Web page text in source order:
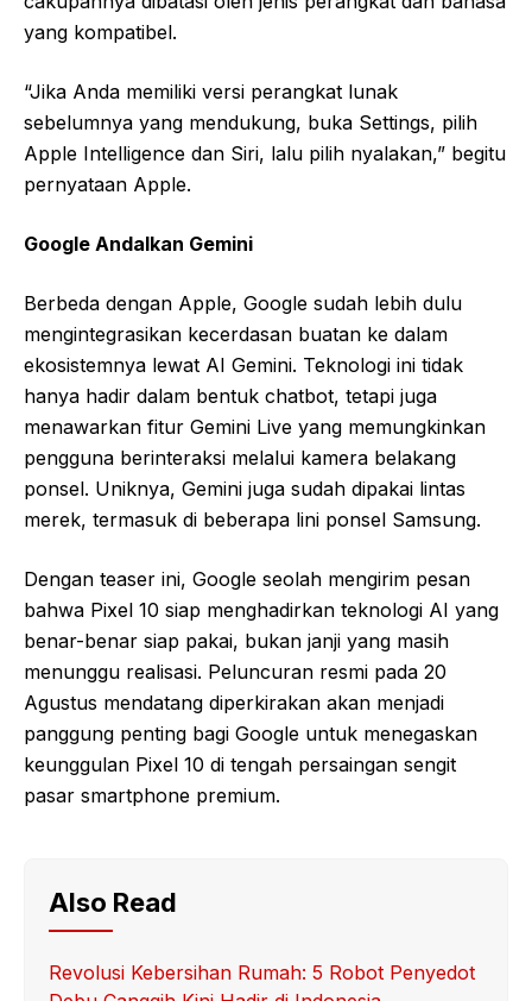
yang kompatibel.
“Jika Anda memiliki versi perangkat lunak
sebelumnya yang mendukung, buka Settings, pilih
Apple Intelligence dan Siri, lalu pilih nyalakan,” begitu
pernyataan Apple.
Google Andalkan Gemini
Berbeda dengan Apple, Google sudah lebih dulu
mengintegrasikan kecerdasan buatan ke dalam
ekosistemnya lewat AI Gemini. Teknologi ini tidak
hanya hadir dalam bentuk chatbot, tetapi juga
menawarkan fitur Gemini Live yang memungkinkan
pengguna berinteraksi melalui kamera belakang
ponsel. Uniknya, Gemini juga sudah dipakai lintas
merek, termasuk di beberapa lini ponsel Samsung.
Dengan teaser ini, Google seolah mengirim pesan
bahwa Pixel 10 siap menghadirkan teknologi AI yang
benar-benar siap pakai, bukan janji yang masih
menunggu realisasi. Peluncuran resmi pada 20
Agustus mendatang diperkirakan akan menjadi
panggung penting bagi Google untuk menegaskan
keunggulan Pixel 10 di tengah persaingan sengit
pasar smartphone premium.
Also Read
Revolusi Kebersihan Rumah: 5 Robot Penyedot